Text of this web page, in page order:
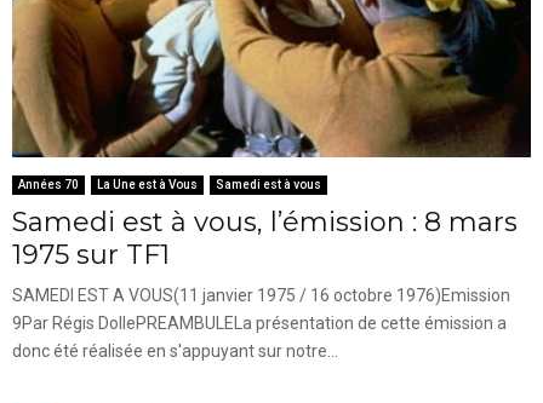
Années 70 La Une est à Vous Samedi est à vous
Samedi est à vous, l’émission : 8 mars
1975 sur TF1
SAMEDI EST A VOUS(11 janvier 1975 / 16 octobre 1976)Emission
9Par Régis DollePREAMBULELa présentation de cette émission a
donc été réalisée en s'appuyant sur notre...